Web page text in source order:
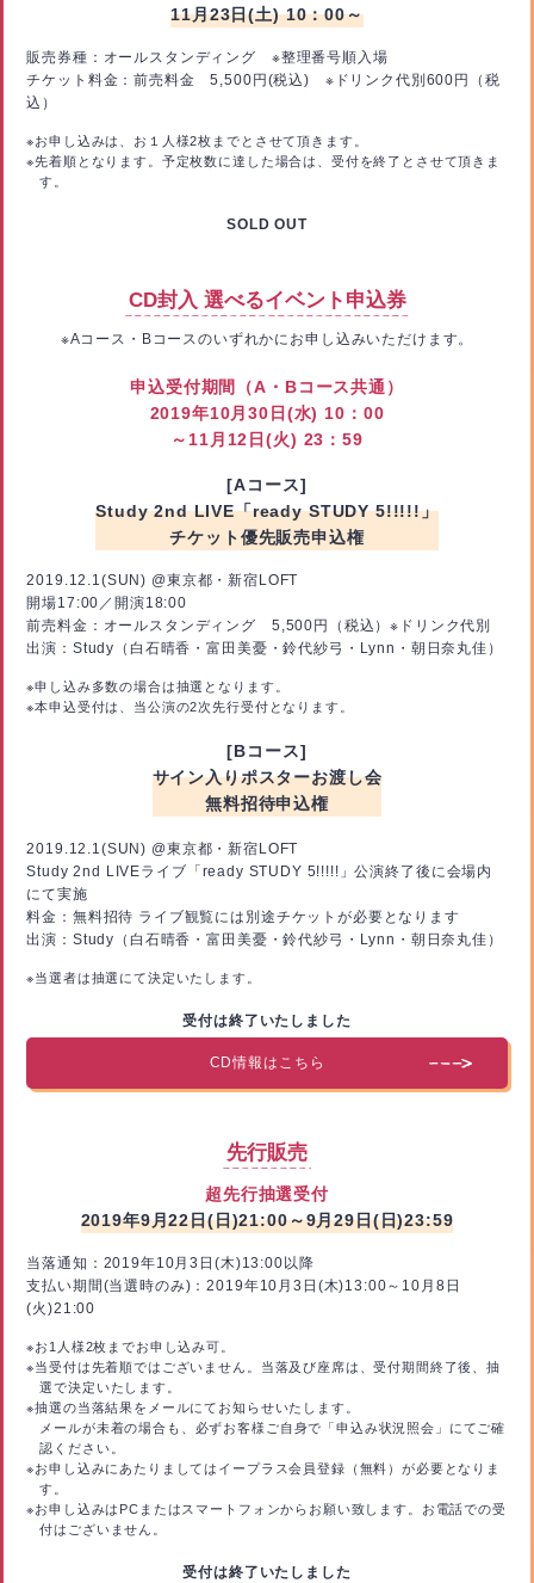
11月23日(土) 10：00～
販売券種：オールスタンディング ※整理番号順入場
チケット料金：前売料金 5,500円(税込) ※ドリンク代別600円（税
込）
※お申し込みは、お１人様2枚までとさせて頂きます。
※先着順となります。予定枚数に達した場合は、受付を終了とさせて頂きま
す。
SOLD OUT
CD封入 選べるイベント申込券
※Aコース・Bコースのいずれかにお申し込みいただけます。
申込受付期間（A・Bコース共通）
2019年10月30日(水) 10：00
～11月12日(火) 23：59
[Aコース]
Study 2nd LIVE「ready STUDY 5!!!!!」
チケット優先販売申込権
2019.12.1(SUN) @東京都・新宿LOFT
開場17:00／開演18:00
前売料金：オールスタンディング 5,500円（税込）※ドリンク代別
出演：Study（白石晴香・富田美憂・鈴代紗弓・Lynn・朝日奈丸佳）
※申し込み多数の場合は抽選となります。
※本申込受付は、当公演の2次先行受付となります。
[Bコース]
サイン入りポスターお渡し会
無料招待申込権
2019.12.1(SUN) @東京都・新宿LOFT
Study 2nd LIVEライブ「ready STUDY 5!!!!!」公演終了後に会場内
にて実施
料金：無料招待 ライブ観覧には別途チケットが必要となります
出演：Study（白石晴香・富田美憂・鈴代紗弓・Lynn・朝日奈丸佳）
※当選者は抽選にて決定いたします。
受付は終了いたしました
CD情報はこちら
先行販売
超先行抽選受付
2019年9月22日(日)21:00～9月29日(日)23:59
当落通知：2019年10月3日(木)13:00以降
支払い期間(当選時のみ)：2019年10月3日(木)13:00～10月8日
(火)21:00
※お1人様2枚までお申し込み可。
※当受付は先着順ではございません。当落及び座席は、受付期間終了後、抽
選で決定いたします。
※抽選の当落結果をメールにてお知らせいたします。
メールが未着の場合も、必ずお客様ご自身で「申込み状況照会」にてご確
認ください。
※お申し込みにあたりましてはイープラス会員登録（無料）が必要となりま
す。
※お申し込みはPCまたはスマートフォンからお願い致します。お電話での受
付はございません。
受付は終了いたしました